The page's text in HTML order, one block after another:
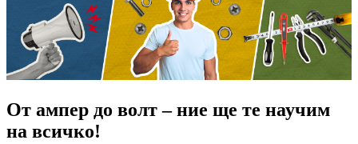
От ампер до волт – ние ще те научим
на всичко!